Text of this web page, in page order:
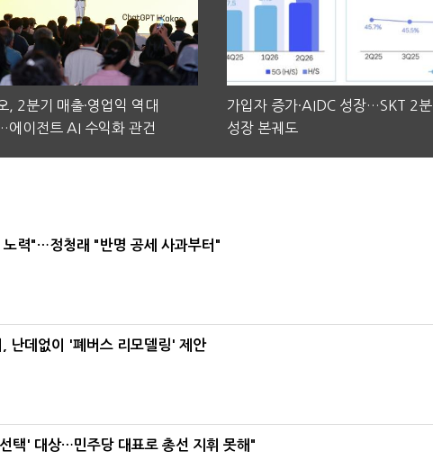
, 2분기 매출·영업익 역대
에이전트 AI 수익화 관건
가입자 증가·AIDC 성장…SKT 2
성장 본궤도
노력"…정청래 "반명 공세 사과부터"
난데없이 '폐버스 리모델링' 제안
택' 대상…민주당 대표로 총선 지휘 못해"